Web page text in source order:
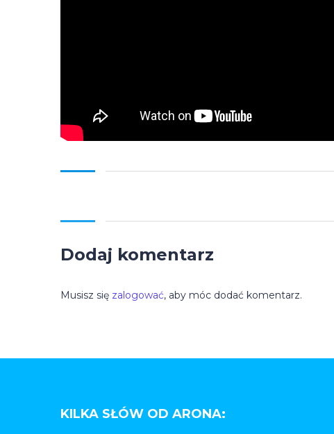
Dodaj komentarz
Musisz się zalogować, aby móc dodać komentarz.
KILKA SŁÓW OD ARONA: